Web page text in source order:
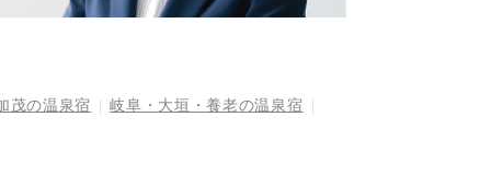
茂の温泉宿
岐阜・大垣・養老の温泉宿